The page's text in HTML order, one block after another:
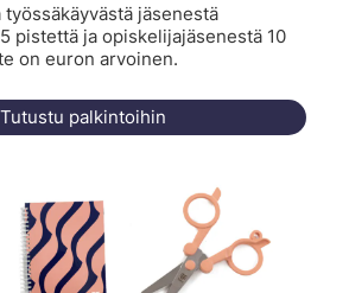
jäsenestä
pistettä ja opiskelijajäsenestä 10
on euron arvoinen.
Tutustu palkintoihin